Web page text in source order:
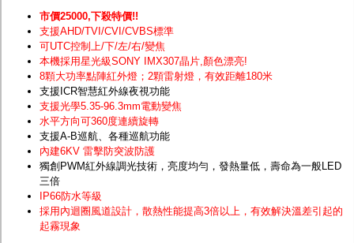
市價25000,下殺特價!!
支援AHD/TVI/CVI/CVBS標準
可UTC控制上/下/左/右/變焦
本機採用星光級SONY IMX307晶片,顏色漂亮!
8顆大功率點陣紅外燈；2顆雷射燈，有效距離180米
支援ICR智慧紅外線夜視功能
支援光學5.35-96.3mm電動變焦
水平方向可360度連續旋轉
支援A-B巡航、各種巡航功能
內建6KV 雷擊防突波防護
獨創PWM紅外線調光技術，亮度均勻，發熱量低，壽命為一般LED
三倍
IP66防水等級
採用內迴圈風道設計，散熱性能提高3倍以上，有效解決溫差引起的
起霧現象